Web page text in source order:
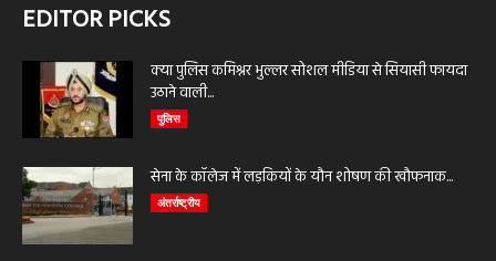
EDITOR PICKS
क्या पुलिस कमिश्नर भुल्लर सोशल मीडिया से सियासी फायदा
उठाने वाली...
पुलिस
सेना के कॉलेज में लड़कियों के यौन शोषण की खौफनाक...
अंतर्राष्ट्रीय